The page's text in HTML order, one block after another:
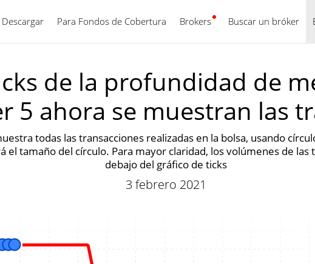
Descargar Para Fondos de Cobertura Brokers Buscar un bróker
Español
de la profundidad de
5 ahora se muestran las
todas las transacciones realizadas en la bolsa, usando
el tamaño del círculo. Para mayor claridad, los volúmenes de
debajo del gráfico de ticks
3 febrero 2021